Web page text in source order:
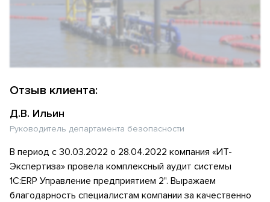
Отзыв клиента:
Д.В. Ильин
Руководитель департамента безопасности
В период с 30.03.2022 о 28.04.2022 компания «ИТ-
Экспертиза» провела комплексный аудит системы
1С:ERP Управление предприятием 2". Выражаем
благодарность специалистам компании за качественно